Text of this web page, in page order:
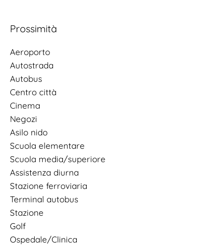
Prossimità
Aeroporto
Autostrada
Autobus
Centro città
Cinema
Negozi
Asilo nido
Scuola elementare
Scuola media/superiore
Assistenza diurna
Stazione ferroviaria
Terminal autobus
Stazione
Golf
Ospedale/Clinica